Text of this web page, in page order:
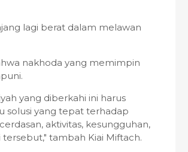
lagi berat dalam melawan
nakhoda yang memimpin
yang diberkahi ini harus
solusi yang tepat terhadap
aktivitas, kesungguhan,
tambah Kiai Miftach.